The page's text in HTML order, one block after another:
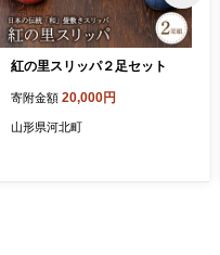
紅の里スリッパ２足セット
寄附金額 20,000円
山形県河北町